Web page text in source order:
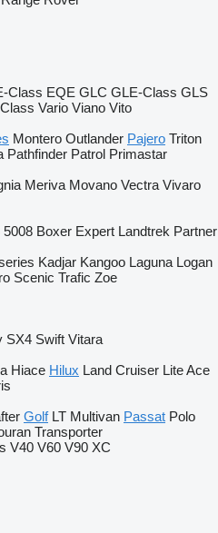
Class EQE GLC GLE-Class GLS
Vario Viano Vito
Montero Outlander Pajero Triton
Pathfinder Patrol Primastar
Meriva Movano Vectra Vivaro
5008 Boxer Expert Landtrek Partner
Kadjar Kangoo Laguna Logan
Scenic Trafic Zoe
SX4 Swift Vitara
Hiace Hilux Land Cruiser Lite Ace
Golf LT Multivan Passat Polo
Transporter
V40 V60 V90 XC